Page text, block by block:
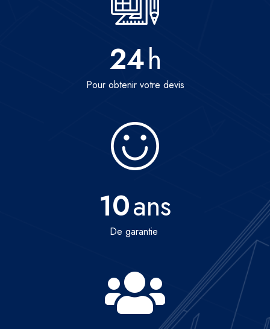
24h
Pour obtenir votre devis
10ans
De garantie